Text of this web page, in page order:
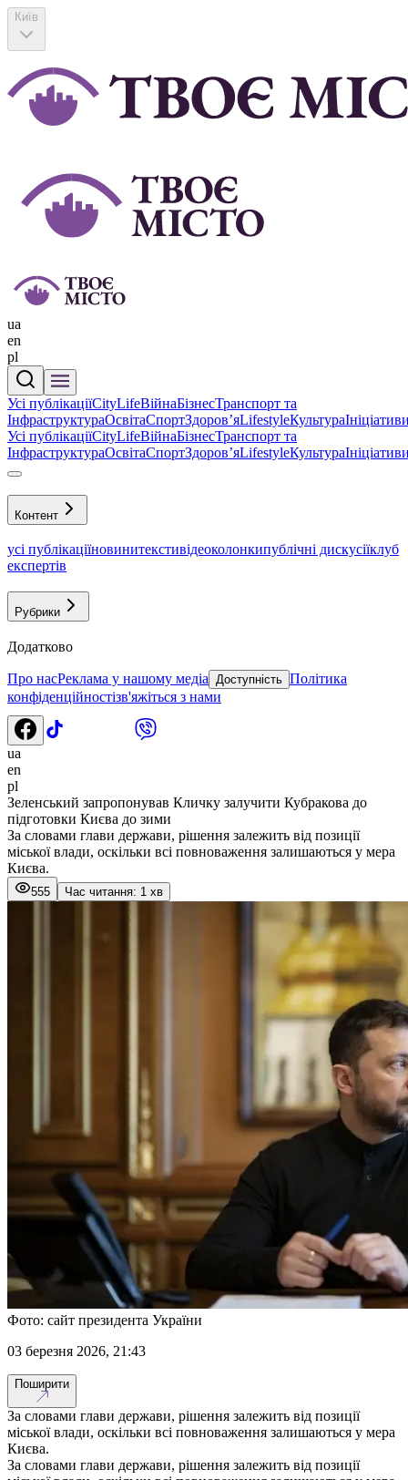
Київ
ua
en
pl
Усі публікаціїCityLifeВійнаБізнесТранспорт та
ІнфраструктураОсвітаСпортЗдоровʼяLifestyleКультура
Усі публікаціїCityLifeВійнаБізнесТранспорт та
ІнфраструктураОсвітаСпортЗдоровʼяLifestyleКультура
Контент
усі публікаціїновинитекстивідеоколонкипублічні дискусіїклуб
експертів
Рубрики
Додатково
Про насРеклама у нашому медіа Доступність Політика
конфіденційностізв'яжіться з нами
ua
en
pl
Зеленський запропонував Кличку залучити Кубракова до
підготовки Києва до зими
За словами глави держави, рішення залежить від позиції
міської влади, оскільки всі повноваження залишаються у мера
Києва.
555 Час читання: 1 хв
Фото: сайт президента України
03 березня 2026, 21:43
Поширити
За словами глави держави, рішення залежить від позиції
міської влади, оскільки всі повноваження залишаються у мера
Києва.
За словами глави держави, рішення залежить від позиції